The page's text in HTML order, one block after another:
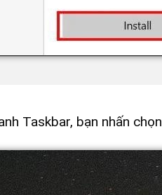
Taskbar, bạn nhấn chọn